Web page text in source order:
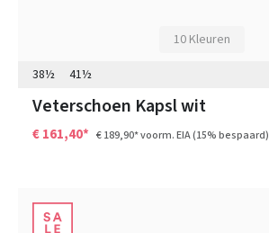
10 Kleuren
38½
41½
Veterschoen Kapsl wit
€ 161,40* € 189,90*voorm. EIA(15% bespaard)